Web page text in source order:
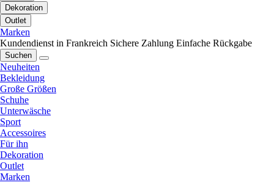
Dekoration
Outlet
Marken
Kundendienst in Frankreich Sichere Zahlung Einfache Rückgabe
Suchen
Neuheiten
Bekleidung
Große Größen
Schuhe
Unterwäsche
Sport
Accessoires
Für ihn
Dekoration
Outlet
Marken